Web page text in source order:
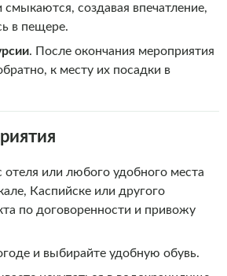
создавая впечатление,
в пещере.
. После окончания мероприятия
к месту их посадки в
отеля или любого удобного места
Каспийске или другого
по договоренности и привожу
и выбирайте удобную обувь.